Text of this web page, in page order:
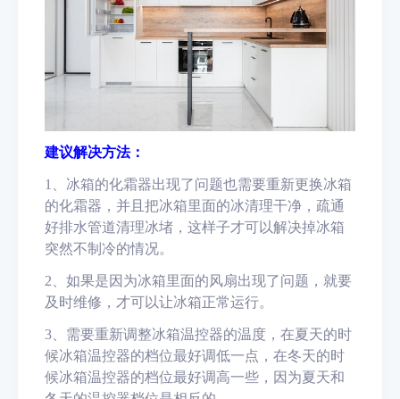
建议解决方法：
1 冰箱的化霜器出现了问题也需要重新更换冰箱
的化霜器，并且把冰箱里面的冰清理干净，疏通
好排水管道清理冰堵，这样子才可以解决掉冰箱
突然不制冷的情况。
2
如果是因为冰箱里面的风扇出现了问题，就要
及时维修，才可以让冰箱正常运行。
3
需要重新调整冰箱温控器的温度，在夏天的时
候冰箱温控器的档位最好调低一点，在冬天的时
候冰箱温控器的档位最好调高一些，因为夏天和